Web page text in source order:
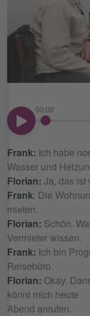
00:00
00:00
Frank: Ich habe
Wasser und
Florian: Ja, das ist
Frank: Die
mieten.
Florian: Schön.
Vermieter wissen.
Frank: Ich bin
Reisebüro.
Florian: Okay.
könnt mich heute
Abend anrufen.